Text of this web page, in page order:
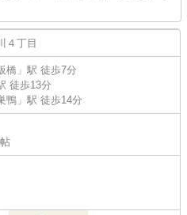
４丁目
橋 」駅 徒歩7分
徒歩13分
鴨 」駅 徒歩14分